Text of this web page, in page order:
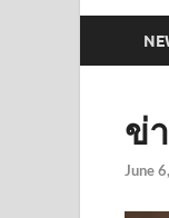
ข่
June